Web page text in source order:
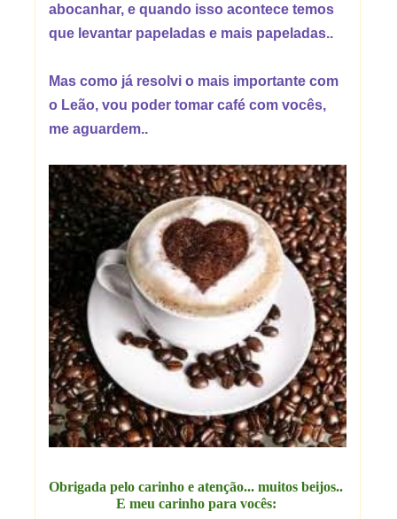
abocanhar, e quando isso acontece temos
que levantar papeladas e mais papeladas..
Mas como já resolvi o mais importante com
o Leão, vou poder tomar café com vocês,
me aguardem..
Obrigada pelo carinho e atenção... muitos beijos..
E meu carinho para vocês: